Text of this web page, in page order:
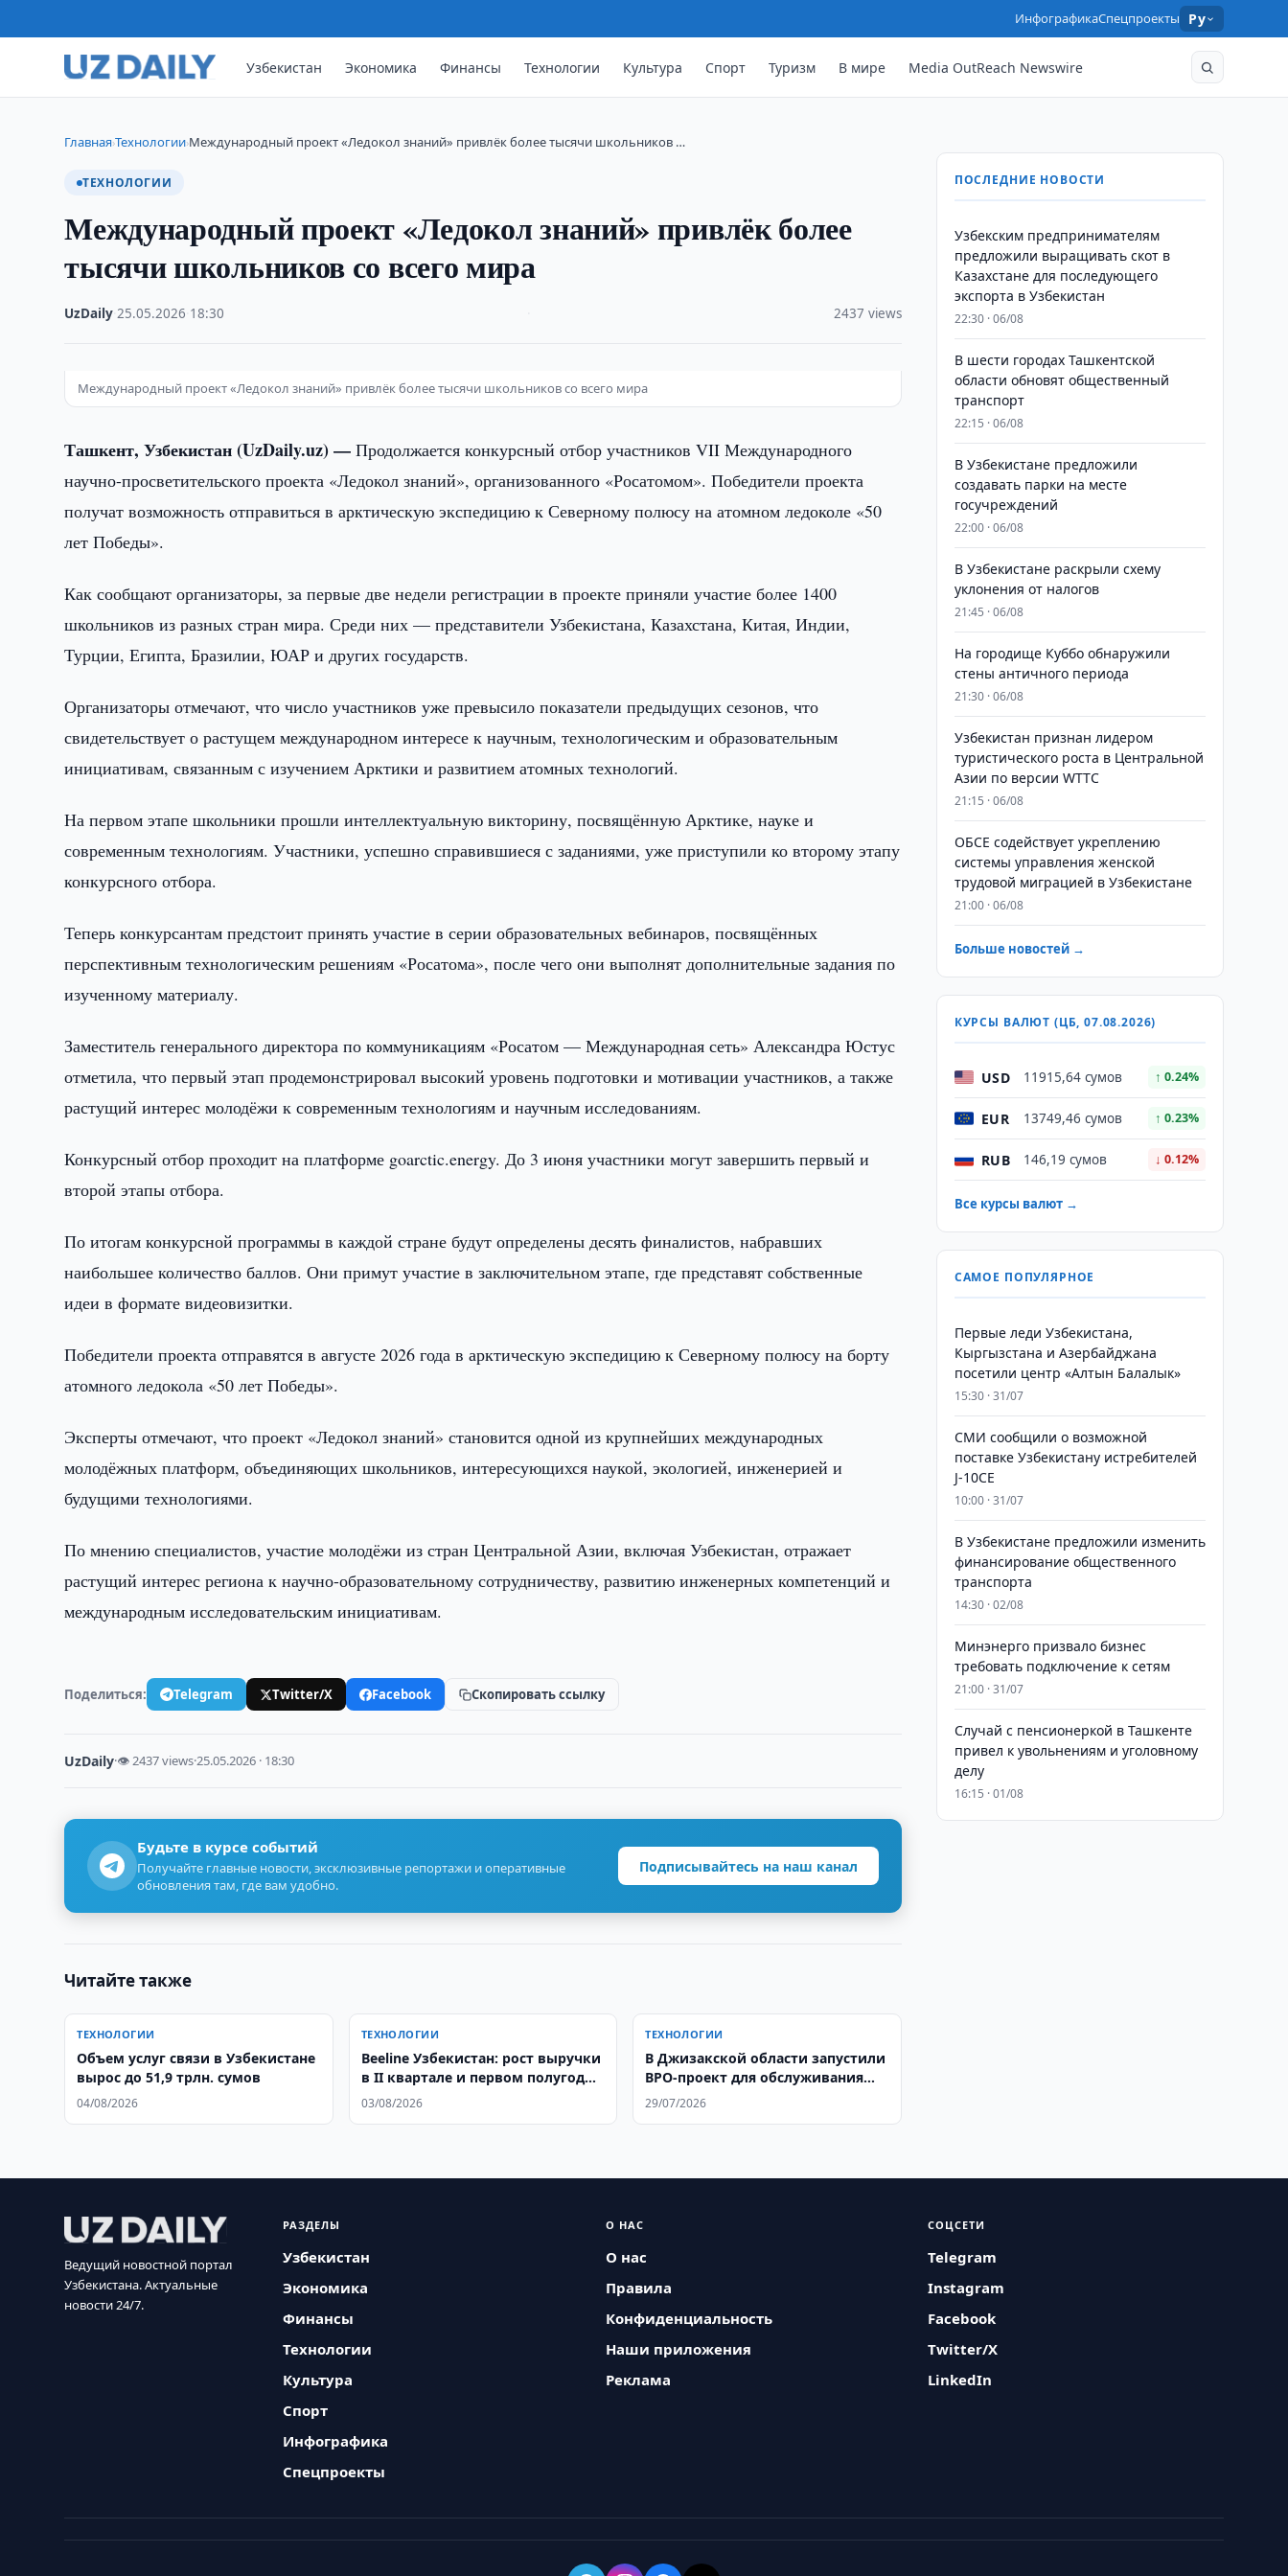
ИнфографикаСпецпроекты Ру
Узбекистан Экономика Финансы Технологии Культура Спорт Туризм В мире Media OutReach Newswire
Главная›Технологии›Международный проект «Ледокол знаний» привлёк более тысячи школьников …
ТЕХНОЛОГИИ
Международный проект «Ледокол знаний» привлёк более
тысячи школьников со всего мира
UzDaily ·25.05.2026 18:30 2437 views
Международный проект «Ледокол знаний» привлёк более тысячи школьников со всего мира
Ташкент, Узбекистан (UzDaily.uz) —Продолжается конкурсный отбор участников VII Международного
научно-просветительского проекта «Ледокол знаний», организованного «Росатомом». Победители проекта
получат возможность отправиться в арктическую экспедицию к Северному полюсу на атомном ледоколе «50
лет Победы».
Как сообщают организаторы, за первые две недели регистрации в проекте приняли участие более 1400
школьников из разных стран мира. Среди них — представители Узбекистана, Казахстана, Китая, Индии,
Турции, Египта, Бразилии, ЮАР и других государств.
Организаторы отмечают, что число участников уже превысило показатели предыдущих сезонов, что
свидетельствует о растущем международном интересе к научным, технологическим и образовательным
инициативам, связанным с изучением Арктики и развитием атомных технологий.
На первом этапе школьники прошли интеллектуальную викторину, посвящённую Арктике, науке и
современным технологиям. Участники, успешно справившиеся с заданиями, уже приступили ко второму этапу
конкурсного отбора.
Теперь конкурсантам предстоит принять участие в серии образовательных вебинаров, посвящённых
перспективным технологическим решениям «Росатома», после чего они выполнят дополнительные задания по
изученному материалу.
Заместитель генерального директора по коммуникациям «Росатом — Международная сеть» Александра Юстус
отметила, что первый этап продемонстрировал высокий уровень подготовки и мотивации участников, а также
растущий интерес молодёжи к современным технологиям и научным исследованиям.
Конкурсный отбор проходит на платформе goarctic.energy. До 3 июня участники могут завершить первый и
второй этапы отбора.
По итогам конкурсной программы в каждой стране будут определены десять финалистов, набравших
наибольшее количество баллов. Они примут участие в заключительном этапе, где представят собственные
идеи в формате видеовизитки.
Победители проекта отправятся в августе 2026 года в арктическую экспедицию к Северному полюсу на борту
атомного ледокола «50 лет Победы».
Эксперты отмечают, что проект «Ледокол знаний» становится одной из крупнейших международных
молодёжных платформ, объединяющих школьников, интересующихся наукой, экологией, инженерией и
будущими технологиями.
По мнению специалистов, участие молодёжи из стран Центральной Азии, включая Узбекистан, отражает
растущий интерес региона к научно-образовательному сотрудничеству, развитию инженерных компетенций и
международным исследовательским инициативам.
Поделиться: Telegram Twitter/X Facebook Скопировать ссылку
UzDaily·👁 2437 views·25.05.2026 · 18:30
Будьте в курсе событий
Получайте главные новости, эксклюзивные репортажи и оперативные
обновления там, где вам удобно.
Подписывайтесь на наш канал
Читайте также
ТЕХНОЛОГИИ
Объем услуг связи в Узбекистане
вырос до 51,9 трлн. сумов
04/08/2026
ТЕХНОЛОГИИ
Beeline Узбекистан: рост выручки
в II квартале и первом полугодии
2026
03/08/2026
ТЕХНОЛОГИИ
В Джизакской области запустили
BPO-проект для обслуживания
грузоперевозок в США
29/07/2026
ПОСЛЕДНИЕ НОВОСТИ
Узбекским предпринимателям
предложили выращивать скот в
Казахстане для последующего
экспорта в Узбекистан
22:30 · 06/08
В шести городах Ташкентской
области обновят общественный
транспорт
22:15 · 06/08
В Узбекистане предложили
создавать парки на месте
госучреждений
22:00 · 06/08
В Узбекистане раскрыли схему
уклонения от налогов
21:45 · 06/08
На городище Куббо обнаружили
стены античного периода
21:30 · 06/08
Узбекистан признан лидером
туристического роста в Центральной
Азии по версии WTTC
21:15 · 06/08
ОБСЕ содействует укреплению
системы управления женской
трудовой миграцией в Узбекистане
21:00 · 06/08
Больше новостей →
КУРСЫ ВАЛЮТ (ЦБ, 07.08.2026)
USD 11915,64 сумов ↑ 0.24%
EUR 13749,46 сумов ↑ 0.23%
RUB 146,19 сумов ↓ 0.12%
Все курсы валют →
САМОЕ ПОПУЛЯРНОЕ
Первые леди Узбекистана,
Кыргызстана и Азербайджана
посетили центр «Алтын Балалык»
15:30 · 31/07
СМИ сообщили о возможной
поставке Узбекистану истребителей
J-10CE
10:00 · 31/07
В Узбекистане предложили изменить
финансирование общественного
транспорта
14:30 · 02/08
Минэнерго призвало бизнес
требовать подключение к сетям
21:00 · 31/07
Случай с пенсионеркой в Ташкенте
привел к увольнениям и уголовному
делу
16:15 · 01/08
Ведущий новостной портал
Узбекистана. Актуальные
новости 24/7.
РАЗДЕЛЫ
Узбекистан
Экономика
Финансы
Технологии
Культура
Спорт
Инфографика
Спецпроекты
О НАС
О нас
Правила
Конфиденциальность
Наши приложения
Реклама
СОЦСЕТИ
Telegram
Instagram
Facebook
Twitter/X
LinkedIn